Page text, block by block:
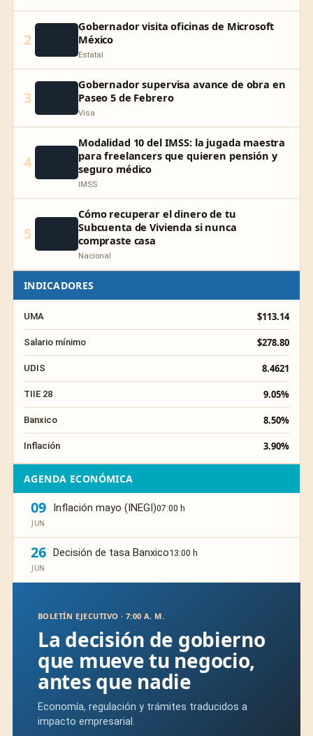
2
Gobernador visita oficinas de Microsoft
México
Estatal
3
Gobernador supervisa avance de obra en
Paseo 5 de Febrero
Visa
4
Modalidad 10 del IMSS: la jugada maestra
para freelancers que quieren pensión y
seguro médico
IMSS
5
Cómo recuperar el dinero de tu
Subcuenta de Vivienda si nunca
compraste casa
Nacional
INDICADORES
UMA $113.14
Salario mínimo $278.80
UDIS 8.4621
TIIE 28 9.05%
Banxico 8.50%
Inflación 3.90%
AGENDA ECONÓMICA
09
JUN
Inflación mayo (INEGI)07:00 h
26
JUN
Decisión de tasa Banxico13:00 h
BOLETÍN EJECUTIVO · 7:00 A. M.
La decisión de gobierno
que mueve tu negocio,
antes que nadie
Economía, regulación y trámites traducidos a
impacto empresarial.